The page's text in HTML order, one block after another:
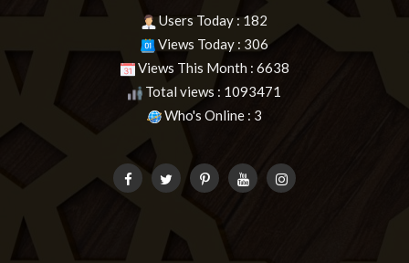
Users Today : 182
Views Today : 306
Views This Month : 6638
Total views : 1093471
Who's Online : 3